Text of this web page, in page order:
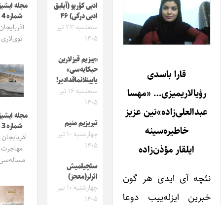
قارا باسدی
رؤیالاریمیزی… «مهسا
عزیز
خاطیره‌سینه
ایلقار مؤذن‌زاده
آی ایدی هر گون
ایزله‌ییب دوعا
ادبی کؤرپو (آیلیق
ادبی درگی) ۴۶
سه‌شنبه ۲۳ تیر
«بیزیم قیزلارین
حیکایه‌سی»
یایینلانماقدادیر!
سه‌شنبه ۱۶ تیر
تبریزیم منیم
چهارشنبه ۱۰ تیر
سئچیلمیش
اثرلر(معجز)
چهارشنبه ۱۰ تیر
مجله ایشیق
شماره 4
آذربایجان
توی‌لاری
مجله ایشیق
شماره 3
آذربایجان و
مهاجرت
مساله‌سی